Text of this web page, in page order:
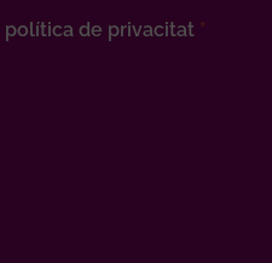
política de privacitat